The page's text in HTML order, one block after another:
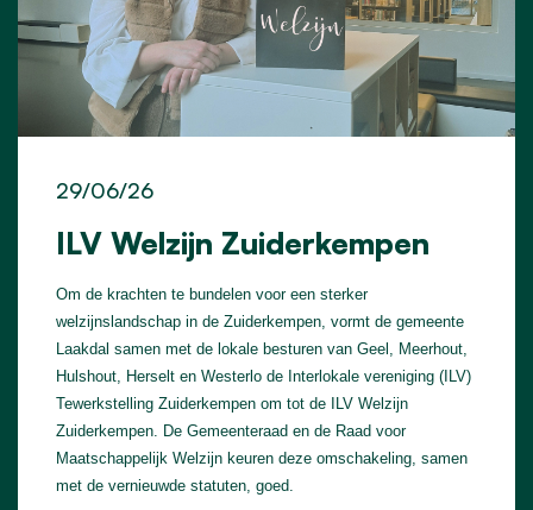
ILV Welzijn Zuiderkempen
29/06/26
Om de krachten te bundelen voor een sterker
welzijnslandschap in de Zuiderkempen, vormt de gemeente
Laakdal samen met de lokale besturen van Geel, Meerhout,
Hulshout, Herselt en Westerlo de Interlokale vereniging (ILV)
Tewerkstelling Zuiderkempen om tot de ILV Welzijn
Zuiderkempen. De Gemeenteraad en de Raad voor
Maatschappelijk Welzijn keuren deze omschakeling, samen
met de vernieuwde statuten, goed.